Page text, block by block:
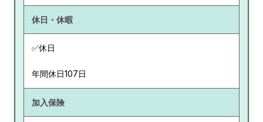
休日・休暇
✅休日
年間休日107日
加入保険